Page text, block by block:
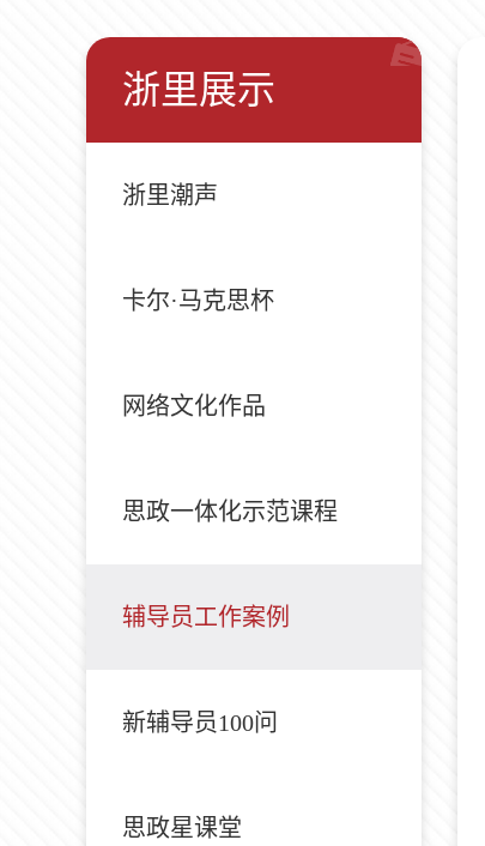
浙里展示
浙里潮声
卡尔·马克思杯
网络文化作品
思政一体化示范课程
辅导员工作案例
新辅导员100问
思政星课堂